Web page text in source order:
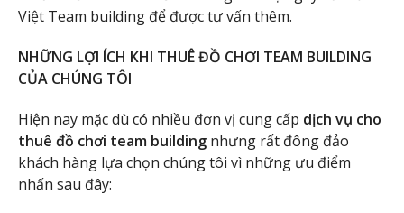
Việt Team building để được tư vấn thêm.
NHỮNG LỢI ÍCH KHI THUÊ ĐỒ CHƠI TEAM BUILDING
CỦA CHÚNG TÔI
Hiện nay mặc dù có nhiều đơn vị cung cấp dịch vụ cho
thuê đồ chơi team building nhưng rất đông đảo
khách hàng lựa chọn chúng tôi vì những ưu điểm
nhấn sau đây: